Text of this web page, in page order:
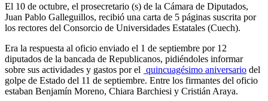
El 10 de octubre, el prosecretario (s) de la Cámara de Diputados,
Juan Pablo Galleguillos, recibió una carta de 5 páginas suscrita por
los rectores del Consorcio de Universidades Estatales (Cuech).
Era la respuesta al oficio enviado el 1 de septiembre por 12
diputados de la bancada de Republicanos, pidiéndoles informar
sobre sus actividades y gastos por el quincuagésimo aniversario del
golpe de Estado del 11 de septiembre. Entre los firmantes del oficio
estaban Benjamín Moreno, Chiara Barchiesi y Cristián Araya.